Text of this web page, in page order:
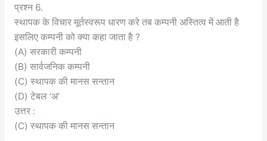
प्रश्न 6.
स्थापक के विचार मूर्तस्वरूप धारण करे तब कम्पनी अस्तित्व में आती है
इसलिए कम्पनी को क्या कहा जाता है ?
(A) सरकारी कम्पनी
(B) सार्वजनिक कम्पनी
(C) स्थापक की मानस सन्तान
(D) टेबल ‘अ’
उत्तर :
(C) स्थापक की मानस सन्तान